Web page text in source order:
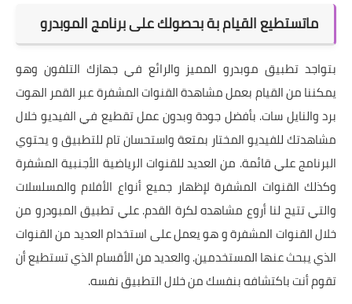
ماتستطيع القيام بة بحصولك على برنامج الموبدرو
بتواجد تطبيق موبدرو المميز والرائع في جهازك التلفون وهو
يمكننا من القيام بعمل مشاهدة القنوات المشفرة عبر القمر الهوت
برد والنايل سات. بأفضل جودة وبدون عمل تقطيع في الفيديو خلال
مشاهدتك للفيديو المختار بمتعة واستحسان تام للتطبيق و يحتوي
البرنامج علي قائمة. من العديد للقنوات الرياضية الأجنبية المشفرة
وكذلك القنوات المشفرة لإظهار جميع أنواع الأفلام والمسلسلات
والتي تتيح لنا أروع مشاهده لكرة القدم. علي تطبيق المبودرو من
خلال القنوات المشفرة و هو يعمل على استخدام العديد من القنوات
الذي يبحث عنها المستخدمين. والعديد من الأقسام الذي تستطيع أن
تقوم أنت باكتشافه بنفسك من خلال التطبيق نفسه.